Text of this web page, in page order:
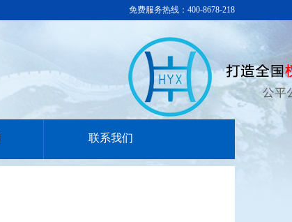
免费服务热线：400-8678-218
联系我们